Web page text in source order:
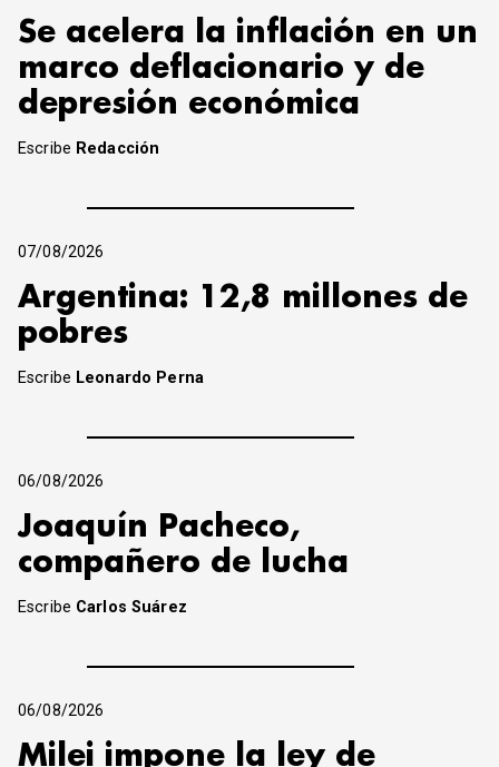
Se acelera la inflación en un
marco deflacionario y de
depresión económica
Escribe Redacción
07/08/2026
Argentina: 12,8 millones de
pobres
Escribe Leonardo Perna
06/08/2026
Joaquín Pacheco,
compañero de lucha
Escribe Carlos Suárez
06/08/2026
Milei impone la ley de